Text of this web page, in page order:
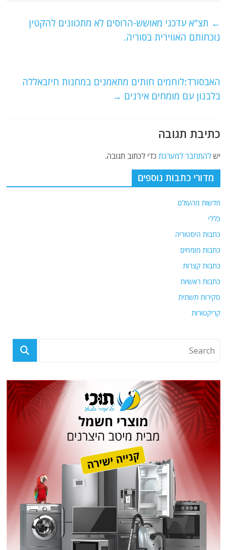
s
A
g
ra
l
er
e
k
← תצ"א עדכני מאושש-הרוסים לא מתכוונים להקטין
נוכחותם האווירית בסוריה.
האבסורד:לוחמים חותים מתאמנים במחנות חיזבאללה
בלבנון עם מומחים אירנים →
כתיבת תגובה
ישלהתחבר למערכת כדי לכתוב תגובה.
מדורי כתבות נוספים
חדשות מהעולם
כללי
כתבות היסטוריה
כתבות מומחים
כתבות קצרות
כתבות ראשיות
סקירות תשתית
קריקטורות